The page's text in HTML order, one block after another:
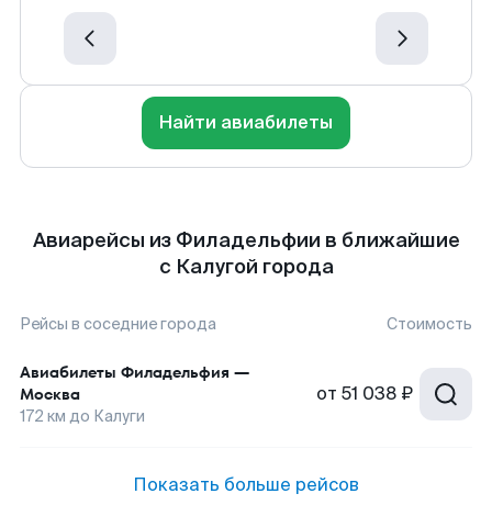
Найти авиабилеты
Авиарейсы из Филадельфии в ближайшие
с Калугой города
Рейсы в соседние города Стоимость
Авиабилеты Филадельфия —
Москва
172 км до Калуги
от 51 038 ₽
Показать больше рейсов